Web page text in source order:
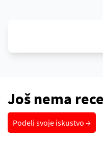
Još nema
Podeli svoje iskustvo →